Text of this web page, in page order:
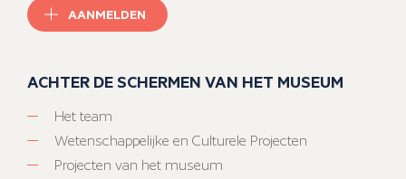
AANMELDEN
ACHTER DE SCHERMEN VAN HET MUSEUM
Het team
Wetenschappelijke en Culturele Projecten
Projecten van het museum